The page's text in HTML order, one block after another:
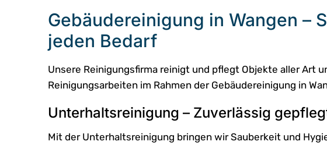
Gebäudereinigung in Wangen –
jeden Bedarf
Unsere Reinigungsfirma reinigt und pflegt Objekte aller Art
Reinigungsarbeiten im Rahmen der Gebäudereinigung in
Unterhaltsreinigung – Zuverlässig
Mit der Unterhaltsreinigung bringen wir Sauberkeit und